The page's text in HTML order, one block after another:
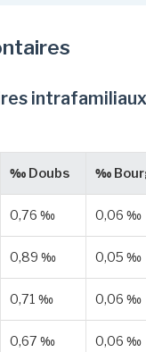
intrafamiliaux
‰ Doubs ‰
0,76 ‰ 0,06 ‰
0,89 ‰ 0,05 ‰
0,71 ‰ 0,06 ‰
0,67 ‰ 0,06 ‰